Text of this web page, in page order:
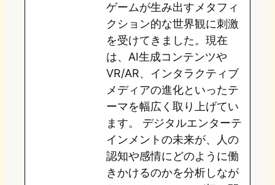
ゲームが生み出すメタフィ
クション的な世界観に刺激
を受けてきました。現在
は、AI生成コンテンツや
VR/AR、インタラクティブ
メディアの進化といったテ
ーマを幅広く取り上げてい
ます。 デジタルエンターテ
インメントの未来が、人の
認知や感情にどのように働
きかけるのかを分析しなが